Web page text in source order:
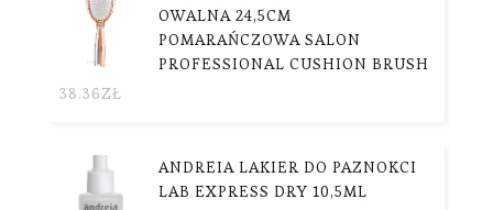
OWALNA 24,5CM
POMARAŃCZOWA SALON
PROFESSIONAL CUSHION BRUSH
38.36ZŁ
ANDREIA LAKIER DO PAZNOKCI
LAB EXPRESS DRY 10,5ML